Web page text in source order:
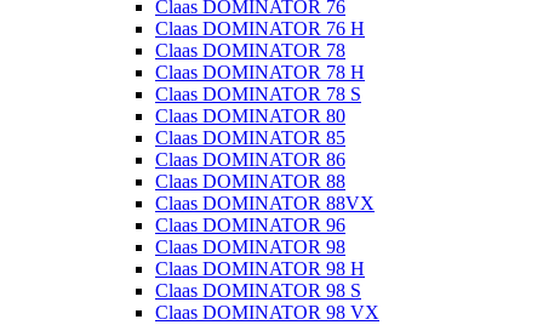
Claas DOMINATOR 76
Claas DOMINATOR 76 H
Claas DOMINATOR 78
Claas DOMINATOR 78 H
Claas DOMINATOR 78 S
Claas DOMINATOR 80
Claas DOMINATOR 85
Claas DOMINATOR 86
Claas DOMINATOR 88
Claas DOMINATOR 88VX
Claas DOMINATOR 96
Claas DOMINATOR 98
Claas DOMINATOR 98 H
Claas DOMINATOR 98 S
Claas DOMINATOR 98 VX